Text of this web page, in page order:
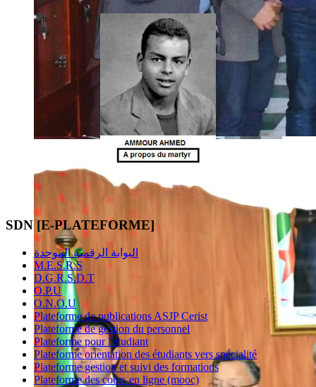
SDN [E-PLATEFORME]
البوابة الرقمية الموحدة
M.E.S.R.S
D.G.R.S.D.T
O.P.U
O.N.O.U
Plateforme de publications ASJP Cerist
Plateforme de gestion du personnel
Plateforme pour l'étudiant
Plateforme orientation des étudiants vers spécialité
Plateforme gestion et suivi des formations
Plateforme des cours en ligne (mooc)